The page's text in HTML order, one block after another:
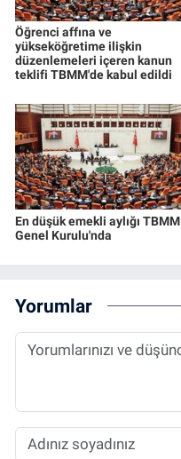
Öğrenci affına ve
yükseköğretime ilişkin
düzenlemeleri içeren kanun
teklifi TBMM'de kabul edildi
En düşük emekli aylığı TBMM
Genel Kurulu'nda
Yorumlar